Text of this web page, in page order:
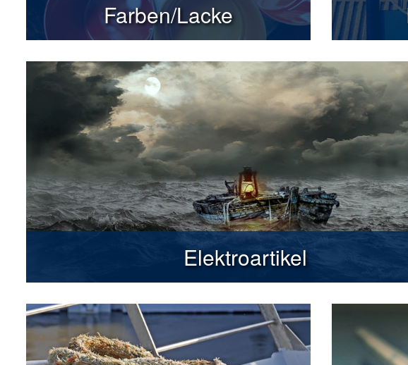
Farben/Lacke
Elektroartikel